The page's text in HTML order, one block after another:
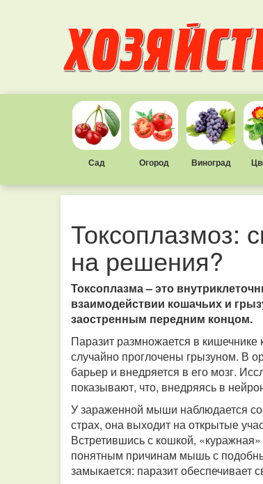
Сад Огород Виноград
Токсоплазмоз:
на решения?
Токсоплазма – это
взаимодействии кошачьих и
заостренным передним концом.
Паразит размножается в
случайно проглочены грызуном. В
барьер и внедряется в его мозг.
показывают, что, внедряясь в
У зараженной мыши наблюдается
страх, она выходит на открытые
Встретившись с кошкой,
понятным причинам мышь с
замыкается: паразит обеспечивает